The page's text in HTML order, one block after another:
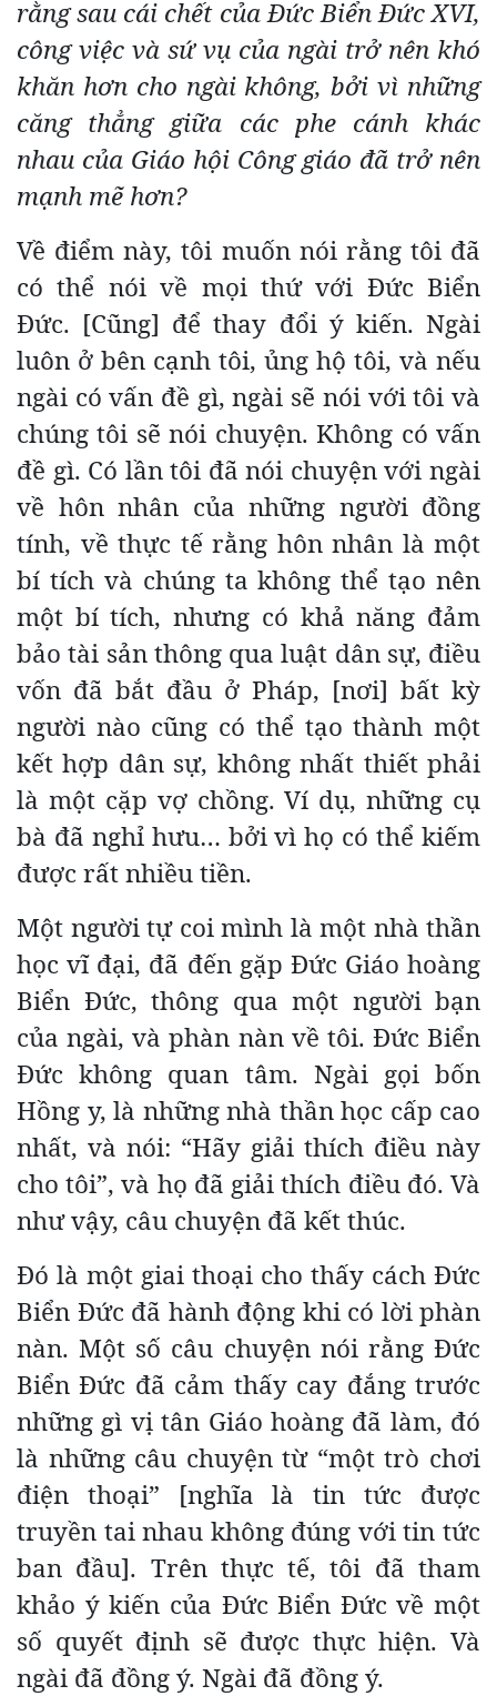
rằng sau cái chết của Đức Biển Đức XVI,
công việc và sứ vụ của ngài trở nên khó
khăn hơn cho ngài không, bởi vì những
căng thẳng giữa các phe cánh khác
nhau của Giáo hội Công giáo đã trở nên
mạnh mẽ hơn?
Về điểm này, tôi muốn nói rằng tôi đã
có thể nói về mọi thứ với Đức Biển
Đức. [Cũng] để thay đổi ý kiến. Ngài
luôn ở bên cạnh tôi, ủng hộ tôi, và nếu
ngài có vấn đề gì, ngài sẽ nói với tôi và
chúng tôi sẽ nói chuyện. Không có vấn
đề gì. Có lần tôi đã nói chuyện với ngài
về hôn nhân của những người đồng
tính, về thực tế rằng hôn nhân là một
bí tích và chúng ta không thể tạo nên
một bí tích, nhưng có khả năng đảm
bảo tài sản thông qua luật dân sự, điều
vốn đã bắt đầu ở Pháp, [nơi] bất kỳ
người nào cũng có thể tạo thành một
kết hợp dân sự, không nhất thiết phải
là một cặp vợ chồng. Ví dụ, những cụ
bà đã nghỉ hưu… bởi vì họ có thể kiếm
được rất nhiều tiền.
Một người tự coi mình là một nhà thần
học vĩ đại, đã đến gặp Đức Giáo hoàng
Biển Đức, thông qua một người bạn
của ngài, và phàn nàn về tôi. Đức Biển
Đức không quan tâm. Ngài gọi bốn
Hồng y, là những nhà thần học cấp cao
nhất, và nói: “Hãy giải thích điều này
cho tôi”, và họ đã giải thích điều đó. Và
như vậy, câu chuyện đã kết thúc.
Đó là một giai thoại cho thấy cách Đức
Biển Đức đã hành động khi có lời phàn
nàn. Một số câu chuyện nói rằng Đức
Biển Đức đã cảm thấy cay đắng trước
những gì vị tân Giáo hoàng đã làm, đó
là những câu chuyện từ “một trò chơi
điện thoại” [nghĩa là tin tức được
truyền tai nhau không đúng với tin tức
ban đầu]. Trên thực tế, tôi đã tham
khảo ý kiến ​​của Đức Biển Đức về một
số quyết định sẽ được thực hiện. Và
ngài đã đồng ý. Ngài đã đồng ý.